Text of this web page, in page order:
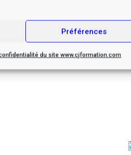
Préférences
du site www.cjformation.com